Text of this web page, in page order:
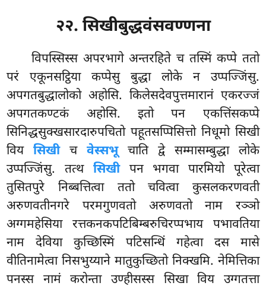
२२. सिखीबुद्धवंसवण्णना
विपस्सिस्स अपरभागे अन्तरहिते च तस्मिं कप्पे ततो
परं एकूनसट्ठिया कप्पेसु बुद्धा लोके न उप्पज्जिंसु.
अपगतबुद्धालोको अहोसि. किलेसदेवपुत्तमारानं एकरज्जं
अपगतकण्टकं अहोसि. इतो पन एकत्तिंसकप्पे
सिनिद्धसुक्खसारदारुपचितो पहूतसप्पिसित्तो निधूमो सिखी
वियसिखीचवेस्सभूचाति द्वे सम्मासम्बुद्धा लोके
उप्पज्जिंसु. तत्थ सिखीपन भगवा पारमियो पूरेत्वा
तुसितपुरे निब्बत्तित्वा ततो चवित्वा कुसलकरणवती
अरुणवतीनगरे परमगुणवतो अरुणवतो नाम रञ्ञो
अग्गमहेसिया रत्तकनकपटिबिम्बरुचिरप्पभाय पभावतिया
नाम देविया कुच्छिस्मिं पटिसन्धिं गहेत्वा दस मासे
वीतिनामेत्वा निसभुय्याने मातुकुच्छितो निक्खमि. नेमित्तिका
पनस्स नामं करोन्ता उण्हीसस्स सिखा विय उग्गतत्ता